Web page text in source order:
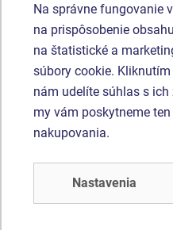
odolnosťou proti UV
pretože je nelámavý a
zranenia detí ostrými
Pružina hojdačky je
ocele a je upravená
vypaľovacou farbou podľa
Na správne fungovanie
na prispôsobenie
na štatistické a
súbory cookie.
nám udelíte súhlas s
my vám poskytneme
nakupovania.
Nastavenia